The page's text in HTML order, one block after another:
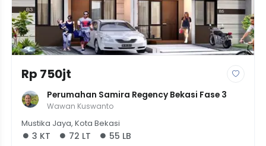
Rp 750jt
Perumahan Samira Regency Bekasi Fase 3
Wawan Kuswanto
Mustika Jaya, Kota Bekasi
3 KT 72 LT 55 LB